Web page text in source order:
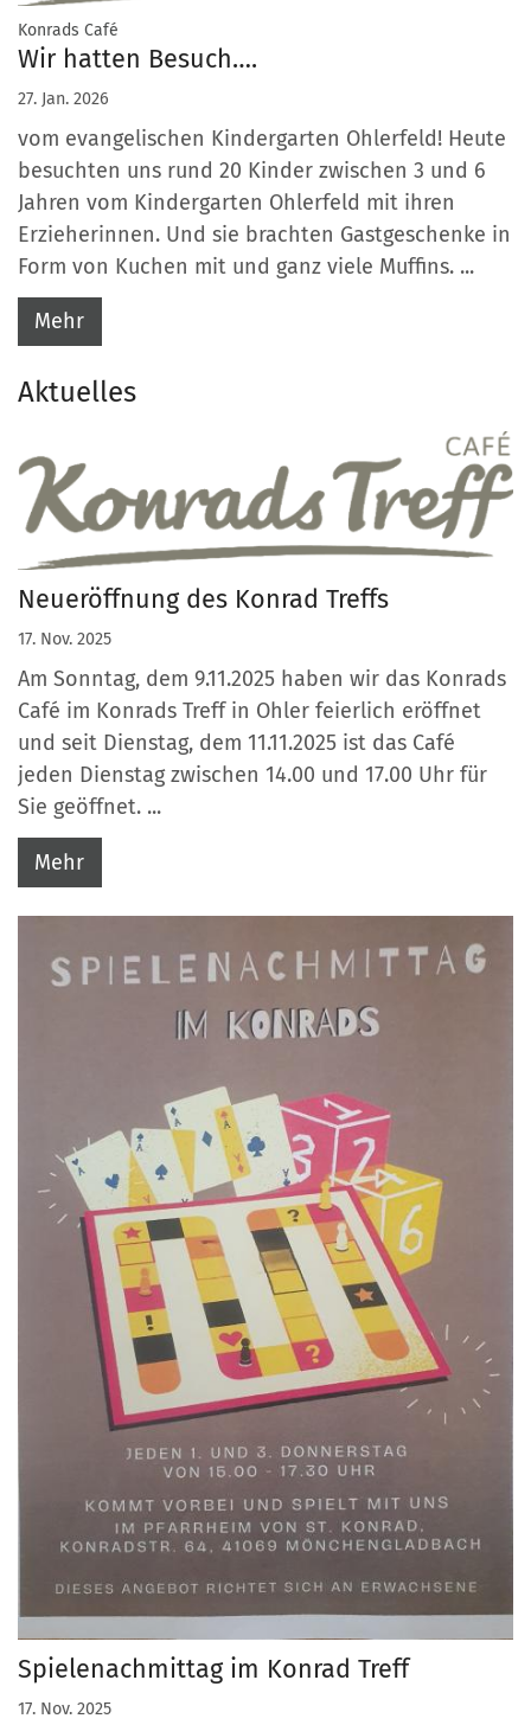
Konrads Café
Wir hatten Besuch….
27. Jan. 2026
vom evangelischen Kindergarten Ohlerfeld! Heute
besuchten uns rund 20 Kinder zwischen 3 und 6
Jahren vom Kindergarten Ohlerfeld mit ihren
Erzieherinnen. Und sie brachten Gastgeschenke in
Form von Kuchen mit und ganz viele Muffins. ...
Mehr
Aktuelles
Neueröffnung des Konrad Treffs
17. Nov. 2025
Am Sonntag, dem 9.11.2025 haben wir das Konrads
Café im Konrads Treff in Ohler feierlich eröffnet
und seit Dienstag, dem 11.11.2025 ist das Café
jeden Dienstag zwischen 14.00 und 17.00 Uhr für
Sie geöffnet. ...
Mehr
Spielenachmittag im Konrad Treff
17. Nov. 2025